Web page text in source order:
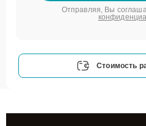
Отправляя, Вы
Стоимость